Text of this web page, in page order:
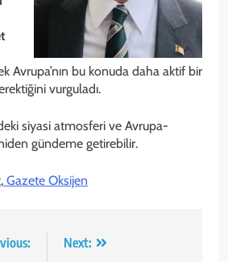
Avrupa’nın bu konuda daha aktif bir
vurguladı.
siyasi atmosferi ve Avrupa-
gündeme getirebilir.
, Gazete Oksijen
Next: